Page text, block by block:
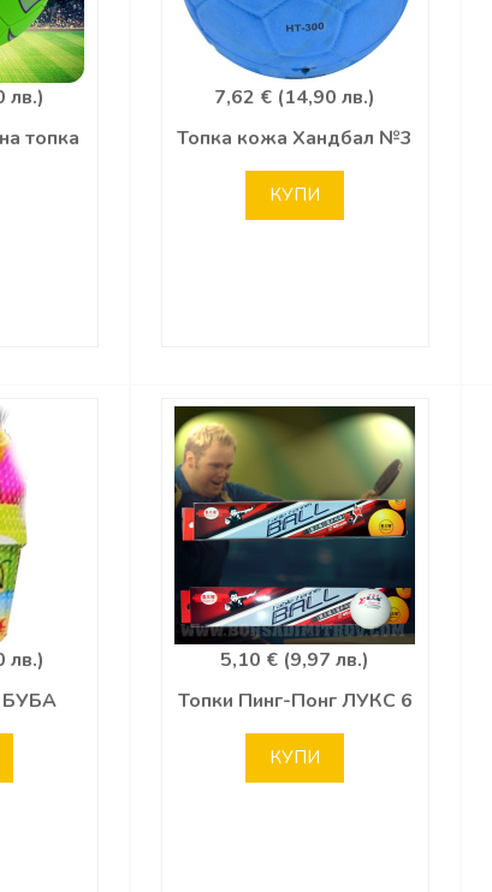
лв.)
топка
7,62 € (14,90 лв.)
Топка кожа Хандбал №3
КУПИ
лв.)
БУБА
5,10 € (9,97 лв.)
Топки Пинг-Понг ЛУКС 6
КУПИ